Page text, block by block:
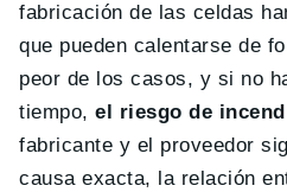
fabricación de las celdas
que pueden calentarse de
peor de los casos, y si no
tiempo,el riesgo de
fabricante y el proveedor
causa exacta, la relación